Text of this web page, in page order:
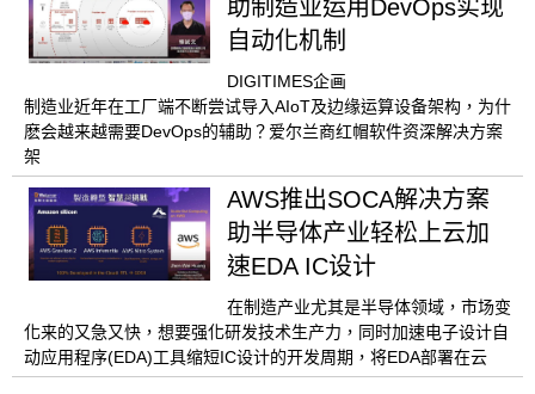
助制造业运用DevOps实现
自动化机制
DIGITIMES企画
制造业近年在工厂端不断尝试导入AIoT及边缘运算设备架构，为什
麽会越来越需要DevOps的辅助？爱尔兰商红帽软件资深解决方案
架
AWS推出SOCA解决方案
助半导体产业轻松上云加
速EDA IC设计
在制造产业尤其是半导体领域，市场变
化来的又急又快，想要强化研发技术生产力，同时加速电子设计自
动应用程序(EDA)工具缩短IC设计的开发周期，将EDA部署在云